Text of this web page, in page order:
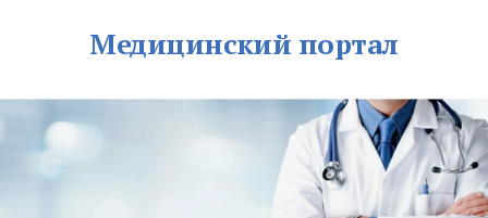
Медицинский портал